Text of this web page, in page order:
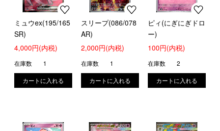
ミュウex(195/165
SR)
4,000円(内税)
在庫数 1
スリープ(086/078
AR)
2,000円(内税)
在庫数 1
ピィ(にぎにぎドロ
ー)
100円(内税)
在庫数 2